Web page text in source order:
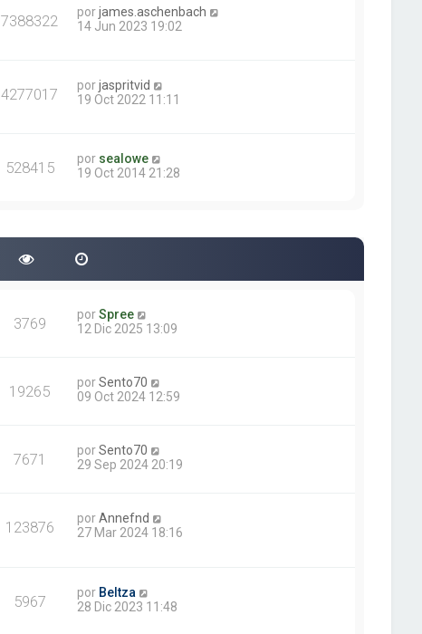
7388322 porjames.aschenbach
14 Jun 2023 19:02
4277017 porjaspritvid
19 Oct 2022 11:11
528415 por sealowe
19 Oct 2014 21:28
3769 porSpree
12 Dic 2025 13:09
19265 porSento70
09 Oct 2024 12:59
7671 porSento70
29 Sep 2024 20:19
123876 porAnnefnd
27 Mar 2024 18:16
5967 por Beltza
28 Dic 2023 11:48